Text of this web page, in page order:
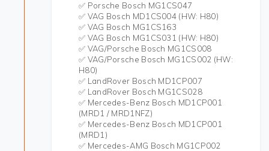
✅ Porsche Bosch MG1CS047
✅ VAG Bosch MD1CS004 (HW: H80)
✅ VAG Bosch MG1CS163
✅ VAG Bosch MG1CS031 (HW: H80)
✅ VAG/Porsche Bosch MG1CS008
✅ VAG/Porsche Bosch MG1CS002 (HW:
H80)
✅ LandRover Bosch MD1CP007
✅ LandRover Bosch MG1CS028
✅ Mercedes-Benz Bosch MD1CP001
(MRD1 / MRD1NFZ)
✅ Mercedes-Benz Bosch MD1CP001
(MRD1)
✅ Mercedes-AMG Bosch MG1CP002